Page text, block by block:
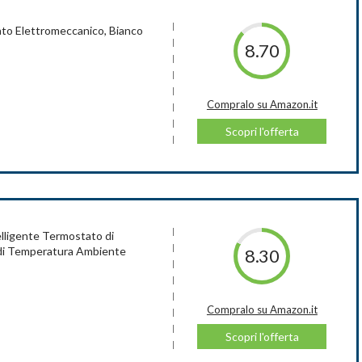
delle pile.
lunga. durata senza connessioni alla linea elettrica.
su Amazon.it
l'offerta
Elettromeccanico, Bianco
8.70
Compralo su Amazon.it
Scopri l'offerta
Termostato di
Temperatura Ambiente
8.30
Compralo su Amazon.it
Scopri l'offerta